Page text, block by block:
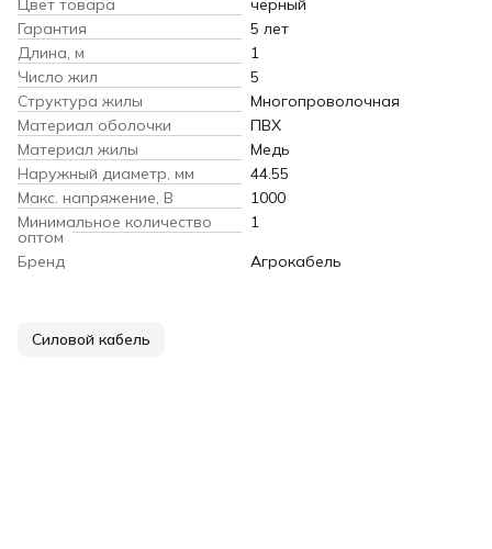
Цвет товара
черный
Гарантия
5 лет
Длина, м
1
Число жил
5
Структура жилы
Многопроволочная
Материал оболочки
ПВХ
Материал жилы
Медь
Наружный диаметр, мм
44.55
Макс. напряжение, В
1000
Минимальное количество
оптом
1
Бренд
Агрокабель
Силовой кабель